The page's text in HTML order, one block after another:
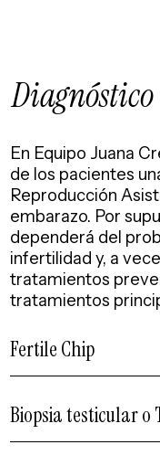
Diagnóstico
En Equipo Juana
de los pacientes
Reproducción
embarazo. Por
dependerá del
infertilidad y, a
tratamientos
tratamientos
Fertile Chip
Biopsia testicular o